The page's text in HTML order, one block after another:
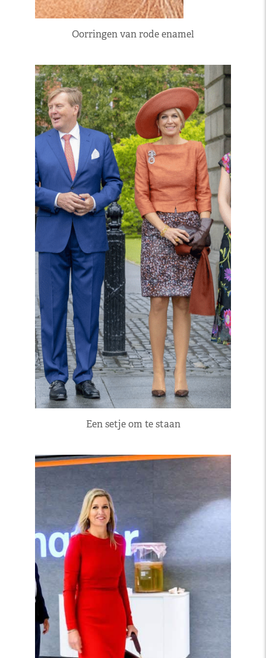
Oorringen van rode enamel
Een setje om te staan